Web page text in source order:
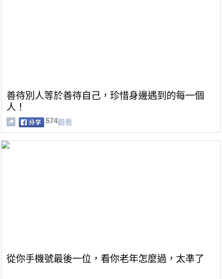
善待別人等於善待自己，珍惜身邊遇到的每一個
人！
574觀看
從你手機號最後一位，看你老年怎麼過，太凖了